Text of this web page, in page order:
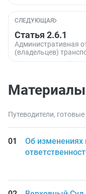
СЛЕДУЮЩАЯ
Статья 2.6.1
Административная
(владельцев)
Путеводители,
Об